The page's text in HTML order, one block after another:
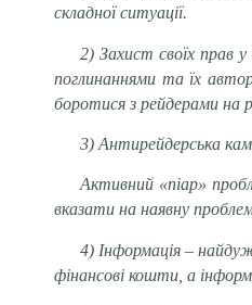
складної ситуації.
2) Захист своїх прав
поглинаннями та їх
боротися з рейдерами на
3) Антирейдерська
Активний «піар»
вказати на наявну
4) Інформація –
фінансові кошти, а